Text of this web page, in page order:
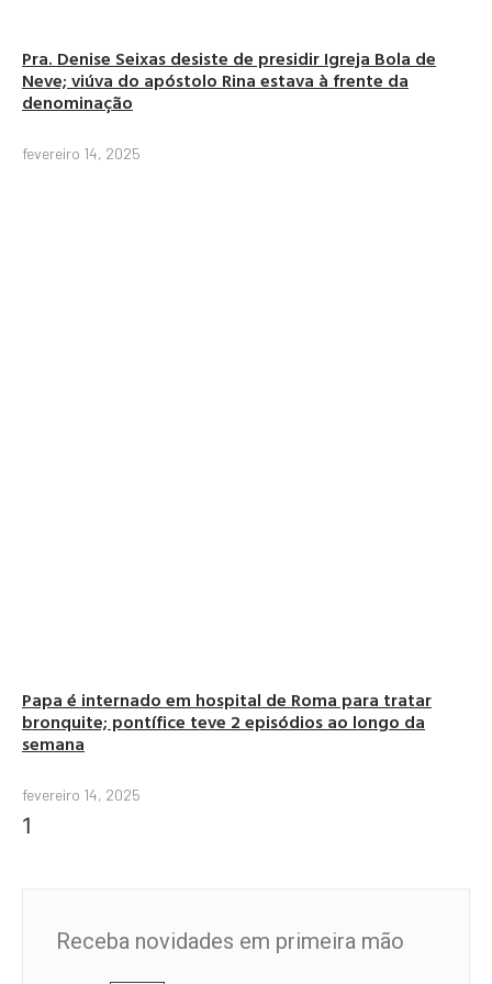
Pra. Denise Seixas desiste de presidir Igreja Bola de
Neve; viúva do apóstolo Rina estava à frente da
denominação
fevereiro 14, 2025
Papa é internado em hospital de Roma para tratar
bronquite; pontífice teve 2 episódios ao longo da
semana
fevereiro 14, 2025
Receba novidades em primeira mão